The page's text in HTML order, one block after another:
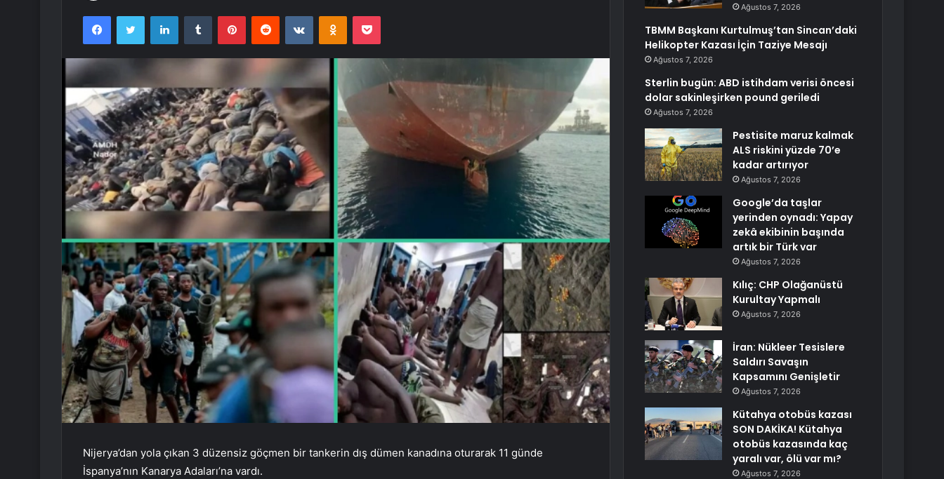
FacebookTwitter LinkedInTumblr PinterestReddit VKontakteOdnoklassniki
Pocket
Nijerya’dan yola çıkan 3 düzensiz göçmen bir tankerin dış dümen kanadına oturarak 11 günde
İspanya’nın Kanarya Adaları’na vardı.
Ağustos 7, 2026
TBMM Başkanı Kurtulmuş’tan Sincan’daki
Helikopter Kazası İçin Taziye Mesajı
Ağustos 7, 2026
Sterlin bugün: ABD istihdam verisi öncesi
dolar sakinleşirken pound geriledi
Ağustos 7, 2026
Pestisite maruz kalmak
ALS riskini yüzde 70’e
kadar artırıyor
Ağustos 7, 2026
Google’da taşlar
yerinden oynadı: Yapay
zekâ ekibinin başında
artık bir Türk var
Ağustos 7, 2026
Kılıç: CHP Olağanüstü
Kurultay Yapmalı
Ağustos 7, 2026
İran: Nükleer Tesislere
Saldırı Savaşın
Kapsamını Genişletir
Ağustos 7, 2026
Kütahya otobüs kazası
SON DAKİKA! Kütahya
otobüs kazasında kaç
yaralı var, ölü var mı?
Ağustos 7, 2026